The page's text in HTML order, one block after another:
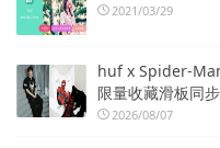
2021/03/29
huf x Spider-
限量收藏滑板同
2026/08/07